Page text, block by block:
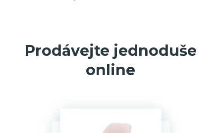
Prodávejte jednoduše
online